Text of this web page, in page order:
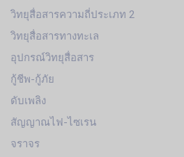
วิทยุสื่อสารความถี่ประเภท 2
วิทยุสื่อสารทางทะเล
อุปกรณ์วิทยุสื่อสาร
กู้ชีพ-กู้ภัย
ดับเพลิง
สัญญาณไฟ-ไซเรน
จราจร